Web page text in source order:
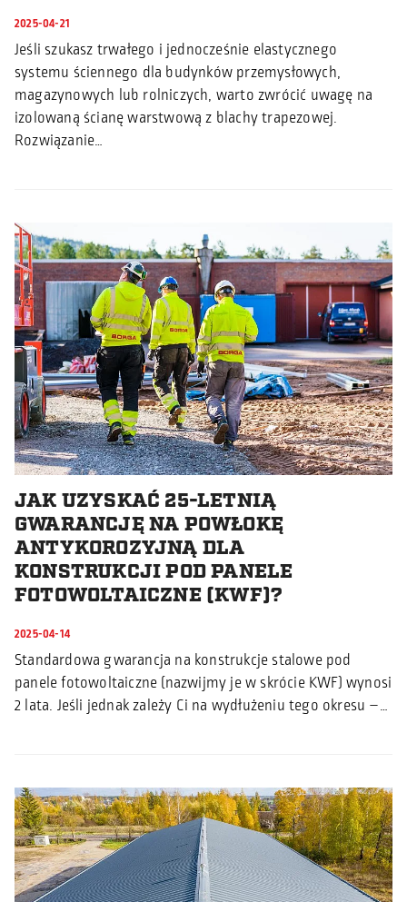
2025-04-21
Jeśli szukasz trwałego i jednocześnie elastycznego
systemu ściennego dla budynków przemysłowych,
magazynowych lub rolniczych, warto zwrócić uwagę na
izolowaną ścianę warstwową z blachy trapezowej.
Rozwiązanie…
JAK UZYSKAĆ 25-LETNIĄ
GWARANCJĘ NA POWŁOKĘ
ANTYKOROZYJNĄ DLA
KONSTRUKCJI POD PANELE
FOTOWOLTAICZNE (KWF)?
2025-04-14
Standardowa gwarancja na konstrukcje stalowe pod
panele fotowoltaiczne (nazwijmy je w skrócie KWF) wynosi
2 lata. Jeśli jednak zależy Ci na wydłużeniu tego okresu –…